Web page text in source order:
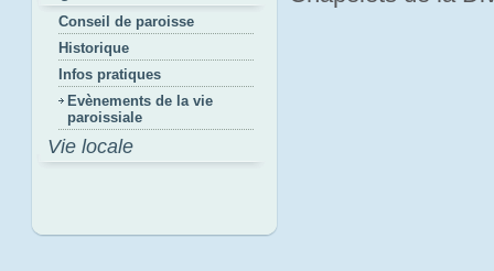
Conseil de paroisse
Historique
Infos pratiques
Evènements de la vie
paroissiale
Vie locale